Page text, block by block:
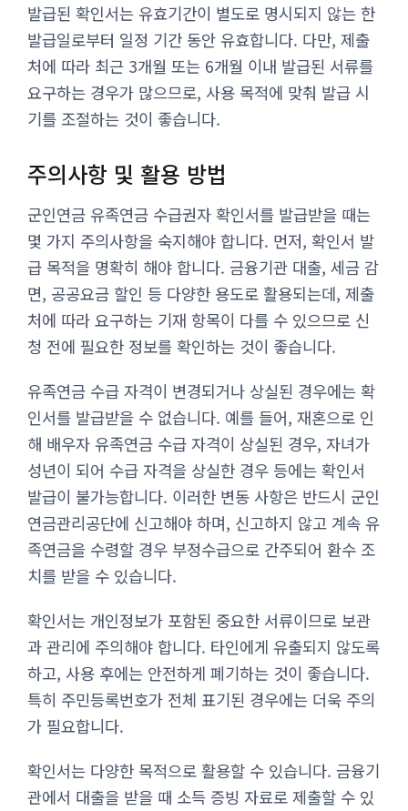
발급된 확인서는 유효기간이 별도로 명시되지 않는 한
발급일로부터 일정 기간 동안 유효합니다. 다만, 제출
처에 따라 최근 3개월 또는 6개월 이내 발급된 서류를
요구하는 경우가 많으므로, 사용 목적에 맞춰 발급 시
기를 조절하는 것이 좋습니다.
주의사항 및 활용 방법
군인연금 유족연금 수급권자 확인서를 발급받을 때는
몇 가지 주의사항을 숙지해야 합니다. 먼저, 확인서 발
급 목적을 명확히 해야 합니다. 금융기관 대출, 세금 감
면, 공공요금 할인 등 다양한 용도로 활용되는데, 제출
처에 따라 요구하는 기재 항목이 다를 수 있으므로 신
청 전에 필요한 정보를 확인하는 것이 좋습니다.
유족연금 수급 자격이 변경되거나 상실된 경우에는 확
인서를 발급받을 수 없습니다. 예를 들어, 재혼으로 인
해 배우자 유족연금 수급 자격이 상실된 경우, 자녀가
성년이 되어 수급 자격을 상실한 경우 등에는 확인서
발급이 불가능합니다. 이러한 변동 사항은 반드시 군인
연금관리공단에 신고해야 하며, 신고하지 않고 계속 유
족연금을 수령할 경우 부정수급으로 간주되어 환수 조
치를 받을 수 있습니다.
확인서는 개인정보가 포함된 중요한 서류이므로 보관
과 관리에 주의해야 합니다. 타인에게 유출되지 않도록
하고, 사용 후에는 안전하게 폐기하는 것이 좋습니다.
특히 주민등록번호가 전체 표기된 경우에는 더욱 주의
가 필요합니다.
확인서는 다양한 목적으로 활용할 수 있습니다. 금융기
관에서 대출을 받을 때 소득 증빙 자료로 제출할 수 있